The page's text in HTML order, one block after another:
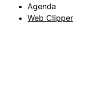
Agenda
Web Clipper